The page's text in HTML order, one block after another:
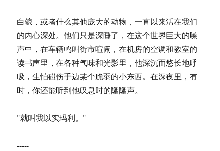
白鲸，或者什么其他庞大的动物，一直以来活在我们
的内心深处。他们只是深睡了，在这个世界巨大的噪
声中，在车辆鸣叫街市喧闹，在机房的空调和教室的
读书声里，在各种气味和光影里，他深沉而悠长地呼
吸，生怕碰伤手边某个脆弱的小东西。在深夜里，有
时，你还能听到他叹息时的隆隆声。
"就叫我以实玛利。"
-----